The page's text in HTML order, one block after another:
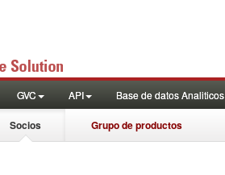
GVC API Base de datos Analiticos
Socios Grupo de productos